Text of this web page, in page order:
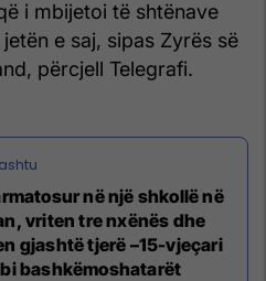
i mbijetoi të shtënave
e saj, sipas Zyrës së
përcjell Telegrafi.
në një shkollë në
vriten tre nxënës dhe
gjashtë tjerë –15-vjeçari
bashkëmoshatarët